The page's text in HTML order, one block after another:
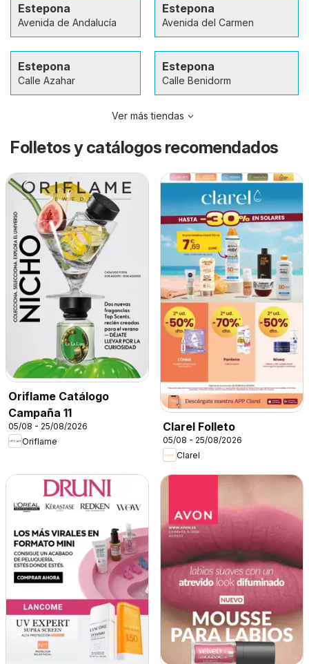
Estepona
Avenida de Andalucía
Estepona
Avenida del Carmen
Estepona
Calle Azahar
Estepona
Calle Benidorm
Ver más tiendas
Folletos y catálogos recomendados
Oriflame Catálogo
Campaña 11
05/08 - 25/08/2026
Oriflame
Clarel Folleto
05/08 - 25/08/2026
Clarel